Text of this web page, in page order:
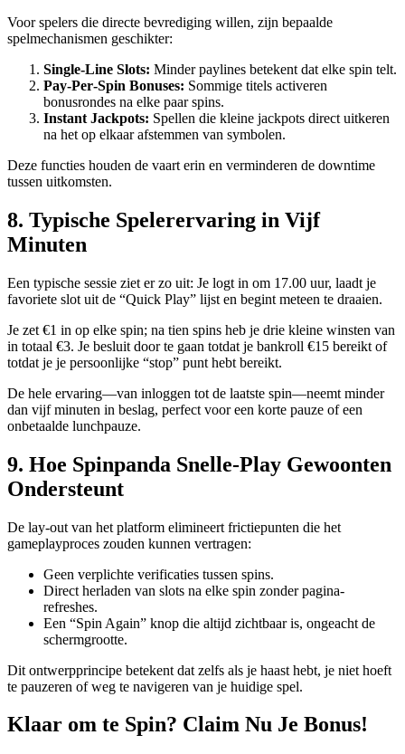
Voor spelers die directe bevrediging willen, zijn bepaalde
spelmechanismen geschikter:
Single‑Line Slots: Minder paylines betekent dat elke spin telt.
Pay‑Per‑Spin Bonuses: Sommige titels activeren
bonusrondes na elke paar spins.
Instant Jackpots: Spellen die kleine jackpots direct uitkeren
na het op elkaar afstemmen van symbolen.
Deze functies houden de vaart erin en verminderen de downtime
tussen uitkomsten.
8. Typische Spelerervaring in Vijf
Minuten
Een typische sessie ziet er zo uit: Je logt in om 17.00 uur, laadt je
favoriete slot uit de “Quick Play” lijst en begint meteen te draaien.
Je zet €1 in op elke spin; na tien spins heb je drie kleine winsten van
in totaal €3. Je besluit door te gaan totdat je bankroll €15 bereikt of
totdat je je persoonlijke “stop” punt hebt bereikt.
De hele ervaring—van inloggen tot de laatste spin—neemt minder
dan vijf minuten in beslag, perfect voor een korte pauze of een
onbetaalde lunchpauze.
9. Hoe Spinpanda Snelle‑Play Gewoonten
Ondersteunt
De lay-out van het platform elimineert frictiepunten die het
gameplayproces zouden kunnen vertragen:
Geen verplichte verificaties tussen spins.
Direct herladen van slots na elke spin zonder pagina-
refreshes.
Een “Spin Again” knop die altijd zichtbaar is, ongeacht de
schermgrootte.
Dit ontwerpprincipe betekent dat zelfs als je haast hebt, je niet hoeft
te pauzeren of weg te navigeren van je huidige spel.
Klaar om te Spin? Claim Nu Je Bonus!